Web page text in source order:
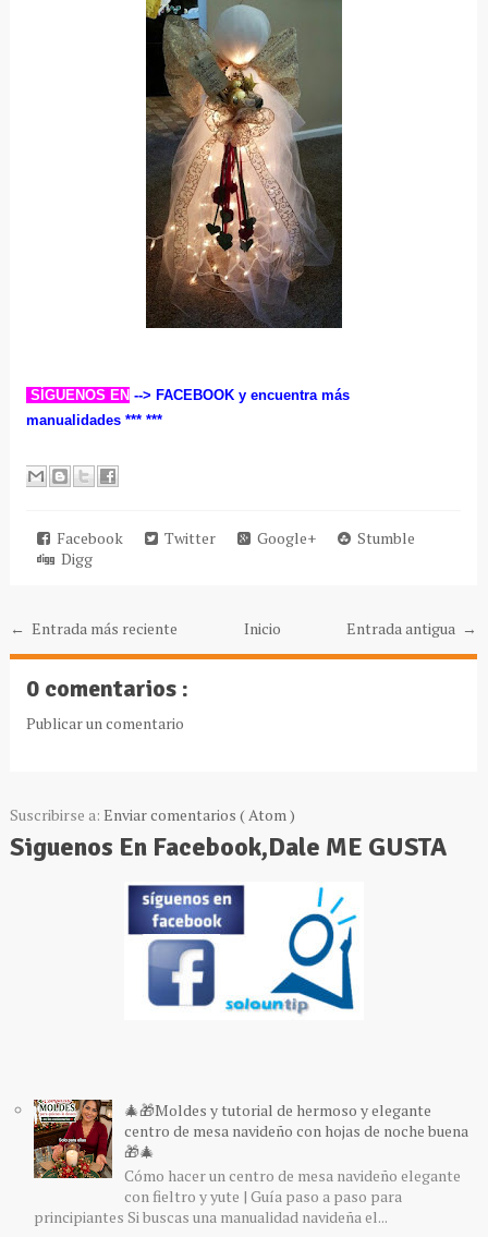
SÍGUENOS EN --> FACEBOOK y encuentra más
manualidades ******
Facebook Twitter Google+
Stumble
Digg
← Entrada más reciente Entrada antigua →
Inicio
0 comentarios :
Publicar un comentario
Suscribirse a: Enviar comentarios ( Atom )
Siguenos En Facebook,Dale ME GUSTA
🎄🎁Moldes y tutorial de hermoso y elegante
centro de mesa navideño con hojas de noche buena
🎁🎄
Cómo hacer un centro de mesa navideño elegante
con fieltro y yute | Guía paso a paso para
principiantes Si buscas una manualidad navideña el...